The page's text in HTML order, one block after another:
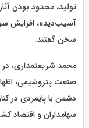
تولید، محدود بودن
آسیب‌دیده، افزایش
سخن گفتند.
محمد شریعتمداری،
صنعت پتروشیمی،
دشمن با پایمردی در
سهامداران و اقتصاد